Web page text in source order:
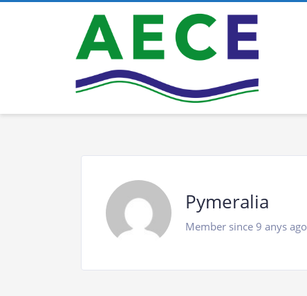
Pymeralia
Member since 9 anys ago